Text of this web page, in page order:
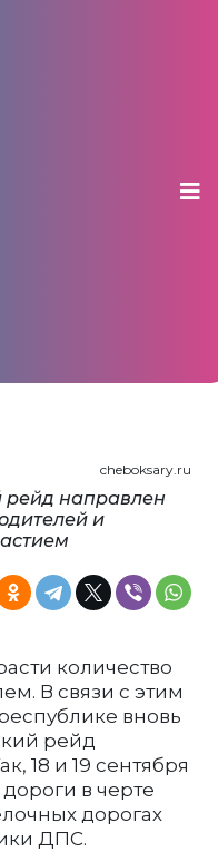
cheboksary.ru
направлен
и
количество
В связи с этим
вновь
рейд
18 и 19 сентября
в черте
дорогах
ДПС.